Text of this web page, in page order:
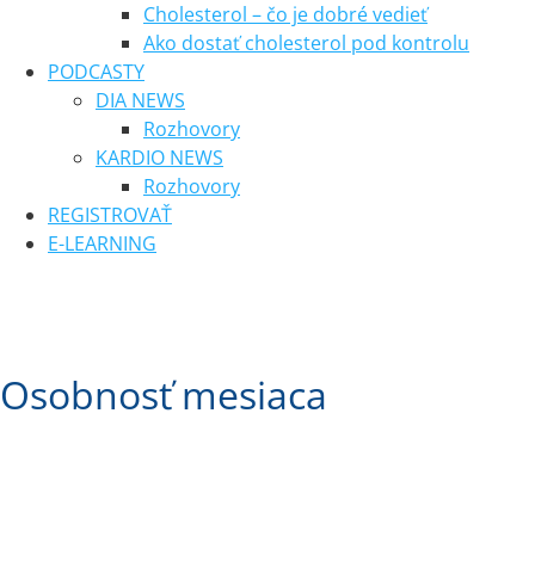
Cholesterol – čo je dobré vedieť
Ako dostať cholesterol pod kontrolu
PODCASTY
DIA NEWS
Rozhovory
KARDIO NEWS
Rozhovory
REGISTROVAŤ
E-LEARNING
Osobnosť mesiaca